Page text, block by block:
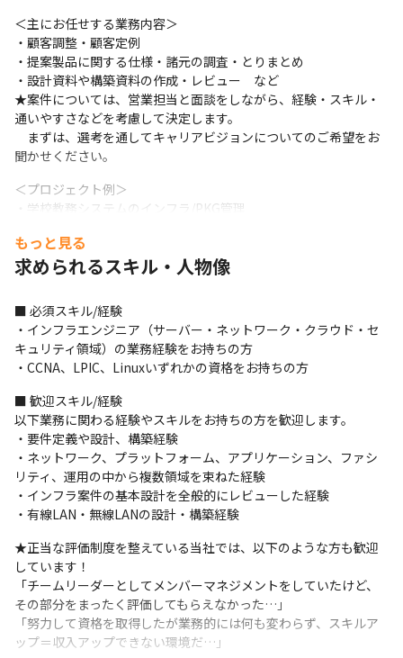
＜主にお任せする業務内容＞
・顧客調整・顧客定例
・提案製品に関する仕様・諸元の調査・とりまとめ
・設計資料や構築資料の作成・レビュー　など
★案件については、営業担当と面談をしながら、経験・スキル・
通いやすさなどを考慮して決定します。
まずは、選考を通してキャリアビジョンについてのご希望をお
聞かせください。
＜プロジェクト例＞
・学校教務システムのインフラ/PKG管理
・教務システムのAWS/SaaS環境への移行プロジェクトにおける要
件定義～運用保守
・大手通信キャリア向けネットワーク設計・構築
・教育系通信グループのサーバー及びネットワークの1.5次対応
■運用・保守から設計・構築の上流工程へ！
「今まで運用・保守メインだったので設計を経験してみたい！」
「今の自分のスキルで順調にPL/PMを目指せるのか？」
「今の会社、プロジェクトでは上流に行けそうにない…」
このように考えていたエンジニアの方々が数多く入社しており、
プロジェクトの上流工程で活躍されている方も多数います！
■セキュリティエンジニアとしてスキルアップの道も！
Cybereason社の認定プログラムを受講いただき、認定資格を取得
していただきます。
資格取得後、実際の業務を通じてサイバー攻撃対策プラットフォ
ームの製品知識や、セキュリティ運用のノウハウを学んでいきつ
つ、これまでのバックグラウンドを活かせるプロジェクトからス
タートします！
■キャリア支援
資格取得支援制度…受験費用負担、祝い金あり
もっと見る
求められるスキル・人物像
■ 必須スキル/経験
・インフラエンジニア（サーバー・ネットワーク・クラウド・セ
キュリティ領域）の業務経験をお持ちの方
・CCNA、LPIC、Linuxいずれかの資格をお持ちの方
■ 歓迎スキル/経験
以下業務に関わる経験やスキルをお持ちの方を歓迎します。
・要件定義や設計、構築経験
・ネットワーク、プラットフォーム、アプリケーション、ファシ
リティ、運用の中から複数領域を束ねた経験
・インフラ案件の基本設計を全般的にレビューした経験
・有線LAN・無線LANの設計・構築経験
★正当な評価制度を整えている当社では、以下のような方も歓迎
しています！
「チームリーダーとしてメンバーマネジメントをしていたけど、
その部分をまったく評価してもらえなかった…」
「努力して資格を取得したが業務的には何も変わらず、スキルア
ップ＝収入アップできない環境だ…」